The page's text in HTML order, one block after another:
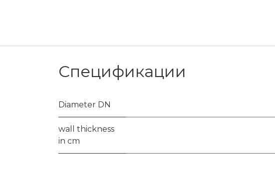
Спецификации
Diameter DN
wall thickness
in cm